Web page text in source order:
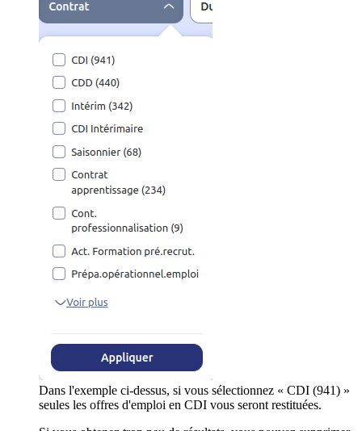
Dans l'exemple ci-dessus, si vous sélectionnez « CDI (941) »
seules les offres d'emploi en CDI vous seront restituées.